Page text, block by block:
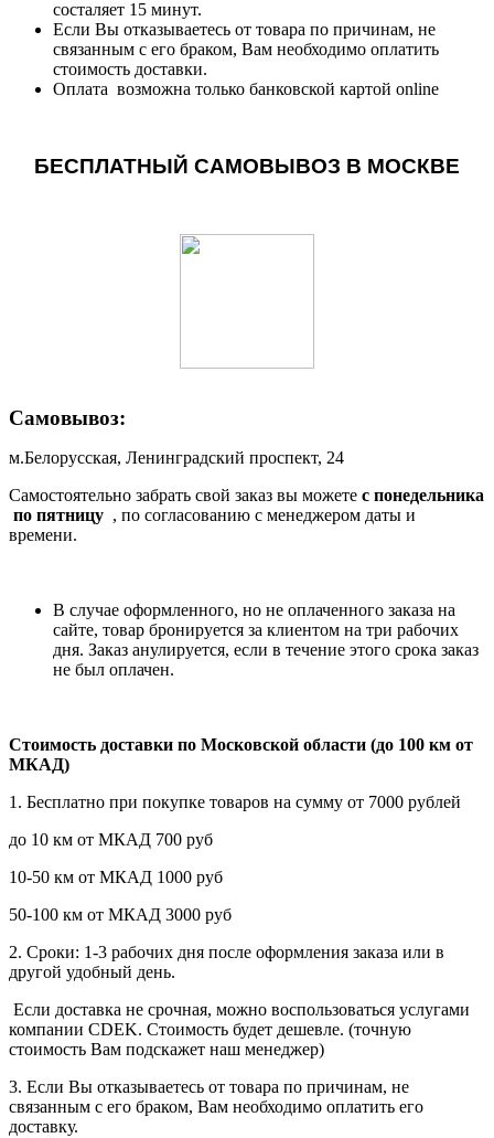
состаляет 15 минут.
Если Вы отказываетесь от товара по причинам, не
связанным с его браком, Вам необходимо оплатить
стоимость доставки.
Оплата возможна только банковской картой online
БЕСПЛАТНЫЙ САМОВЫВОЗ В МОСКВЕ
Самовывоз:
м.Белорусская, Ленинградский проспект, 24
Самостоятельно забрать свой заказ вы можете c понедельника
по пятницу , по согласованию с менеджером даты и
времени.
В случае оформленного, но не оплаченного заказа на
сайте, товар бронируется за клиентом на три рабочих
дня. Заказ анулируется, если в течение этого срока заказ
не был оплачен.
Стоимость доставки по Московской области (до 100 км от
МКАД)
1. Бесплатно при покупке товаров на сумму от 7000 рублей
до 10 км от МКАД 700 руб
10-50 км от МКАД 1000 руб
50-100 км от МКАД 3000 руб
2. Сроки: 1-3 рабочих дня после оформления заказа или в
другой удобный день.
Если доставка не срочная, можно воспользоваться услугами
компании СDEK. Стоимость будет дешевле. (точную
стоимость Вам подскажет наш менеджер)
3. Если Вы отказываетесь от товара по причинам, не
связанным с его браком, Вам необходимо оплатить его
доставку.